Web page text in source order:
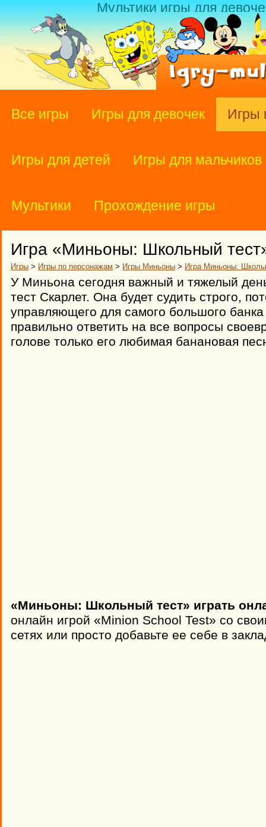
Мультики игры для
Все игры Игры для девочек Игры
Игры для детей Игры для мальчиков
Мультики Прохождение игры
Игра «Миньоны: Школьный
Игры > Игры по персонажам > Игры Миньоны > Игра Миньоны:
У Миньона сегодня важный и тяжелый
тест Скарлет. Она будет судить строго,
управляющего для самого большого
правильно ответить на все вопросы
голове только его любимая банановая
«Миньоны: Школьный тест» играть
онлайн игрой «Minion School Test» со
сетях или просто добавьте ее себе в